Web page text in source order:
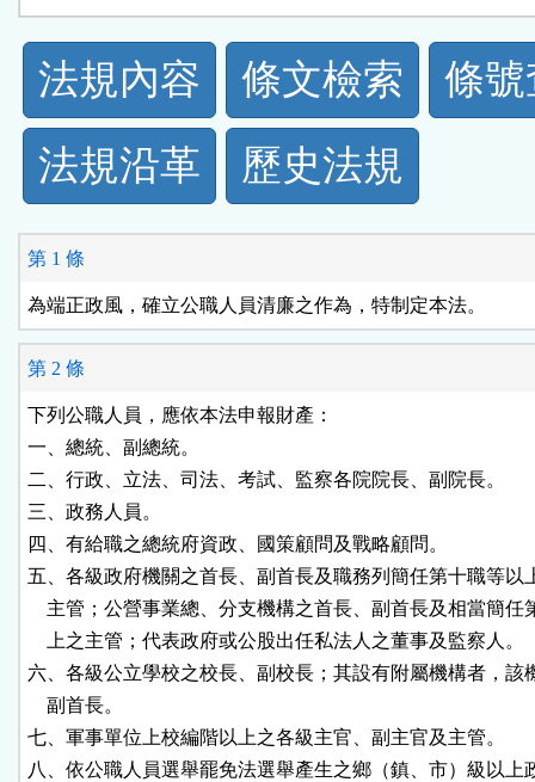
法
規
功
能
按
鈕
區
法規內容 條文檢索
條
法規沿革
歷史法規
第 1 條
為端正政風，確立公職人員清廉之作為，特制定本法。
第 2 條
下列公職人員，應依本法申報財產：
一、總統、副總統。
二、行政、立法、司法、考試、監察各院院長、副院長。
三、政務人員。
四、有給職之總統府資政、國策顧問及戰略顧問。
五、各級政府機關之首長、副首長及職務列簡任第十職等以
主管；公營事業總、分支機構之首長、副首長及相當簡任
    上之主管；代表政府或公股出任私法人之董事及監察人。
六、各級公立學校之校長、副校長；其設有附屬機構者，該
    副首長。
七、軍事單位上校編階以上之各級主官、副主官及主管。
八、依公職人員選舉罷免法選舉產生之鄉（鎮、市）級以上